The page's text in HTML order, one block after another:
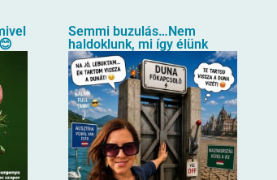
Semmi buzulás…Nem
haldoklunk, mi így élünk